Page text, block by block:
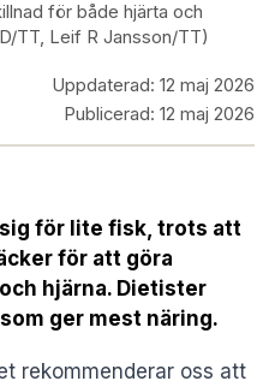
för både hjärta och
TT, Leif R Jansson/TT)
Uppdaterad: 12 maj 2026
Publicerad: 12 maj 2026
för lite fisk, trots att
för att göra
hjärna. Dietister
ger mest näring.
rekommenderar oss att